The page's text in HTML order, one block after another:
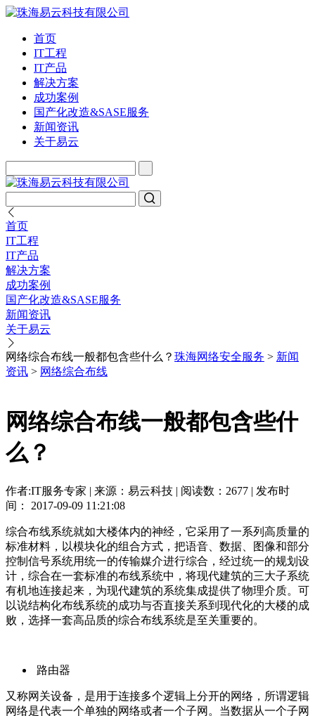
首页
IT工程
IT产品
解决方案
成功案例
国产化改造&SASE服务
新闻资讯
关于易云
首页
IT工程
IT产品
解决方案
成功案例
国产化改造&SASE服务
新闻资讯
关于易云
网络综合布线一般都包含些什么？ 珠海网络安全服务 > 新闻
资讯 > 网络综合布线
网络综合布线一般都包含些什
么？
作者:IT服务专家 | 来源：易云科技 | 阅读数：2677 | 发布时
间： 2017-09-09 11:21:08
综合布线系统就如大楼体内的神经，它采用了一系列高质量的
标准材料，以模块化的组合方式，把语音、数据、图像和部分
控制信号系统用统一的传输媒介进行综合，经过统一的规划设
计，综合在一套标准的布线系统中，将现代建筑的三大子系统
有机地连接起来，为现代建筑的系统集成提供了物理介质。可
以说结构化布线系统的成功与否直接关系到现代化的大楼的成
败，选择一套高品质的综合布线系统是至关重要的。
路由器
又称网关设备，是用于连接多个逻辑上分开的网络，所谓逻辑
网络是代表一个单独的网络或者一个子网。当数据从一个子网